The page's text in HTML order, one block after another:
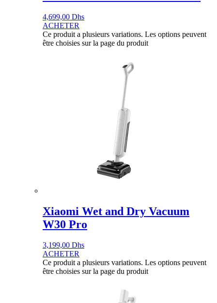
4,699,00 Dhs
ACHETER
Ce produit a plusieurs variations. Les options peuvent
être choisies sur la page du produit
Xiaomi Wet and Dry Vacuum
W30 Pro
3,199,00 Dhs
ACHETER
Ce produit a plusieurs variations. Les options peuvent
être choisies sur la page du produit